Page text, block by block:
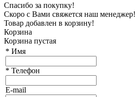
Спасибо за покупку!
Скоро с Вами свяжется наш менеджер!
Товар добавлен в корзину!
Корзина
Корзина пустая
* Имя
* Телефон
E-mail